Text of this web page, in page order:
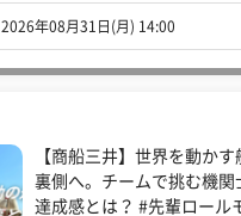
2026年08月31日(月) 14:00
【商船三井】世界を動かす
裏側へ。チームで挑む機関
達成感とは？ #先輩ロール